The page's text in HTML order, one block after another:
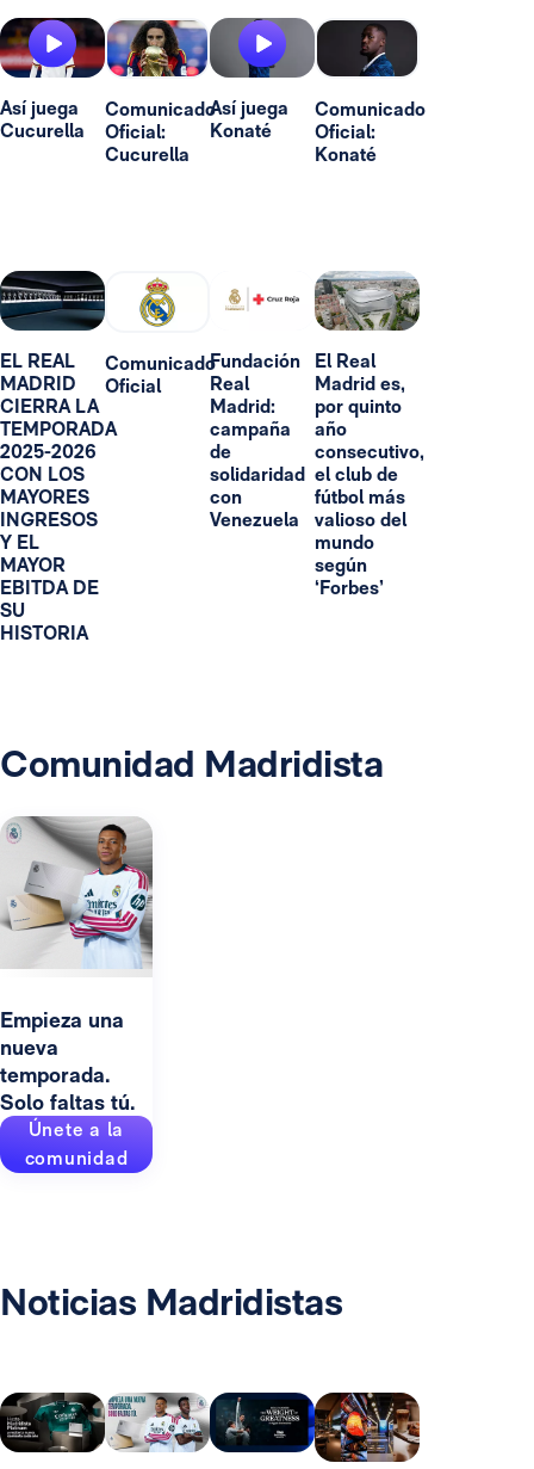
Así juega
Cucurella
Comunicado
Oficial:
Cucurella
Así juega
Konaté
Comunicado
Oficial:
Konaté
EL REAL
MADRID
CIERRA LA
TEMPORADA
2025-2026
CON LOS
MAYORES
INGRESOS
Y EL
MAYOR
EBITDA DE
SU
HISTORIA
Comunicado
Oficial
Fundación
Real
Madrid:
campaña
de
solidaridad
con
Venezuela
El Real
Madrid es,
por quinto
año
consecutivo,
el club de
fútbol más
valioso del
mundo
según
‘Forbes’
Comunidad Madridista
Empieza una
nueva
temporada.
Solo faltas tú.
Únete a la
comunidad
Noticias Madridistas